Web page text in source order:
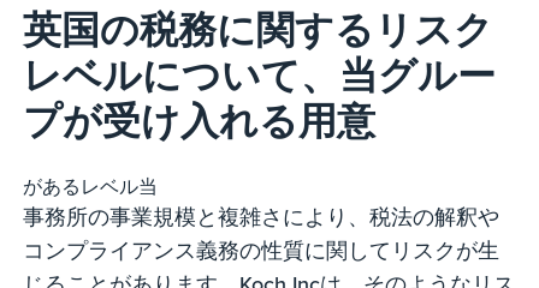
英国の税務に関するリスク
レベルについて、当グルー
プが受け入れる用意
があるレベル当
事務所の事業規模と複雑さにより、税法の解釈や
コンプライアンス義務の性質に関してリスクが生